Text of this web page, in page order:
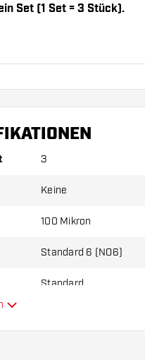
Set (1 Set = 3 Stück).
Form, ein anderes
herauszufinden, welche
3
Keine
100 Mikron
Standard 6 (NO6)
Standard